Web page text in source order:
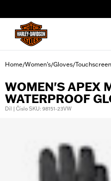
Home/Women's/Gloves/Touchscreen
WOMEN'S APEX
WATERPROOF
Díl | Číslo SKU: 98151-23VW